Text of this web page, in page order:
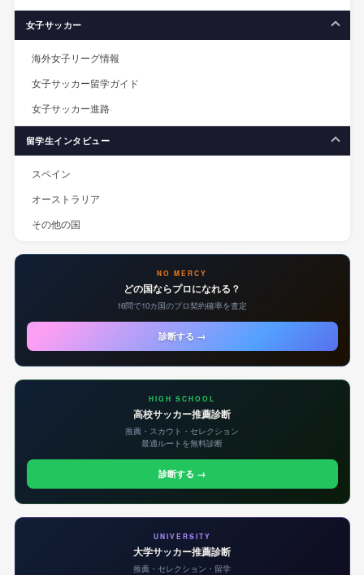
女子サッカー
海外女子リーグ情報
女子サッカー留学ガイド
女子サッカー進路
留学生インタビュー
スペイン
オーストラリア
その他の国
NO MERCY
どの国ならプロになれる？
16問で10カ国のプロ契約確率を査定
診断する →
HIGH SCHOOL
高校サッカー推薦診断
推薦・スカウト・セレクション
最適ルートを無料診断
診断する →
UNIVERSITY
大学サッカー推薦診断
推薦・セレクション・留学